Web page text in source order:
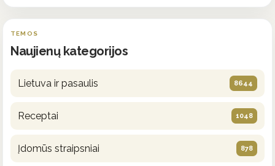
TEMOS
Naujienų kategorijos
Lietuva ir pasaulis 8644
Receptai 1048
Įdomūs straipsniai 878